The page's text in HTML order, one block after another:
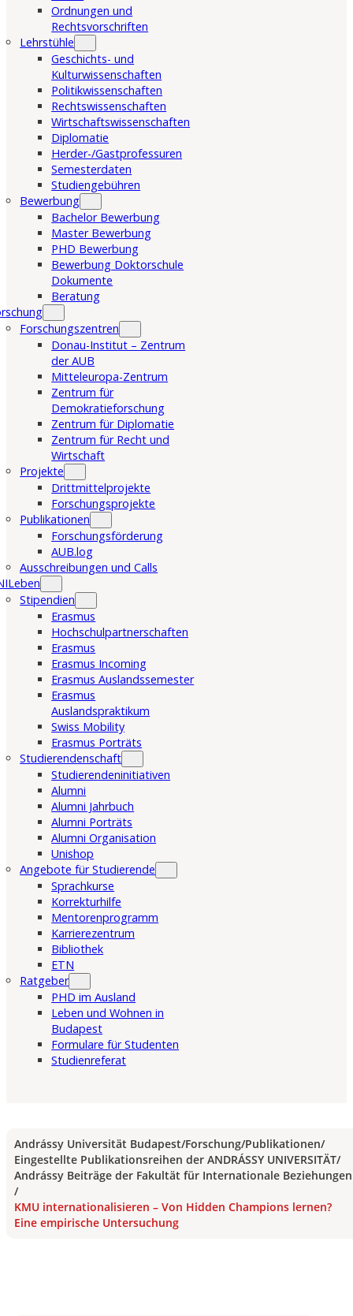
Ordnungen und
Rechtsvorschriften
Lehrstühle
Geschichts- und
Kulturwissenschaften
Politikwissenschaften
Rechtswissenschaften
Wirtschaftswissenschaften
Diplomatie
Herder-/Gastprofessuren
Semesterdaten
Studiengebühren
Bewerbung
Bachelor Bewerbung
Master Bewerbung
PHD Bewerbung
Bewerbung Doktorschule
Dokumente
Beratung
Forschungszentren
Donau-Institut – Zentrum
der AUB
Mitteleuropa-Zentrum
Zentrum für
Demokratieforschung
Zentrum für Diplomatie
Zentrum für Recht und
Wirtschaft
Projekte
Drittmittelprojekte
Forschungsprojekte
Publikationen
Forschungsförderung
AUB.log
Ausschreibungen und Calls
Stipendien
Erasmus
Hochschulpartnerschaften
Erasmus
Erasmus Incoming
Erasmus Auslandssemester
Erasmus
Auslandspraktikum
Swiss Mobility
Erasmus Porträts
Studierendenschaft
Studierendeninitiativen
Alumni
Alumni Jahrbuch
Alumni Porträts
Alumni Organisation
Unishop
Angebote für Studierende
Sprachkurse
Korrekturhilfe
Mentorenprogramm
Karrierezentrum
Bibliothek
ETN
Ratgeber
PHD im Ausland
Leben und Wohnen in
Budapest
Formulare für Studenten
Studienreferat
Andrássy Universität Budapest/Forschung/Publikationen/
Eingestellte Publikationsreihen der ANDRÁSSY UNIVERSITÄT/
Andrássy Beiträge der Fakultät für Internationale Beziehungen
/
KMU internationalisieren – Von Hidden Champions lernen?
Eine empirische Untersuchung